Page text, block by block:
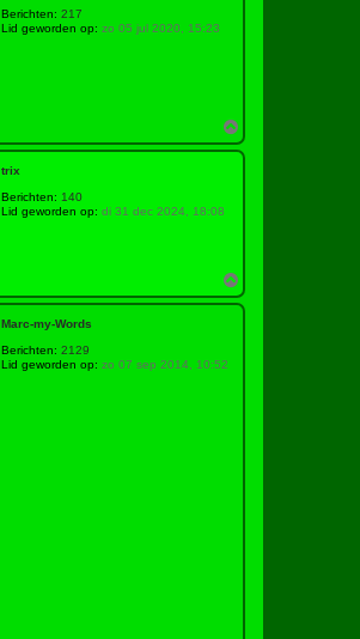
Berichten: 217
Lid geworden op: zo 05 jul 2020, 15:23
m
h
trix
Berichten: 140
Lid geworden op: di 31 dec 2024, 18:08
m
h
Marc-my-Words
Berichten: 2129
Lid geworden op: zo 07 sep 2014, 10:52